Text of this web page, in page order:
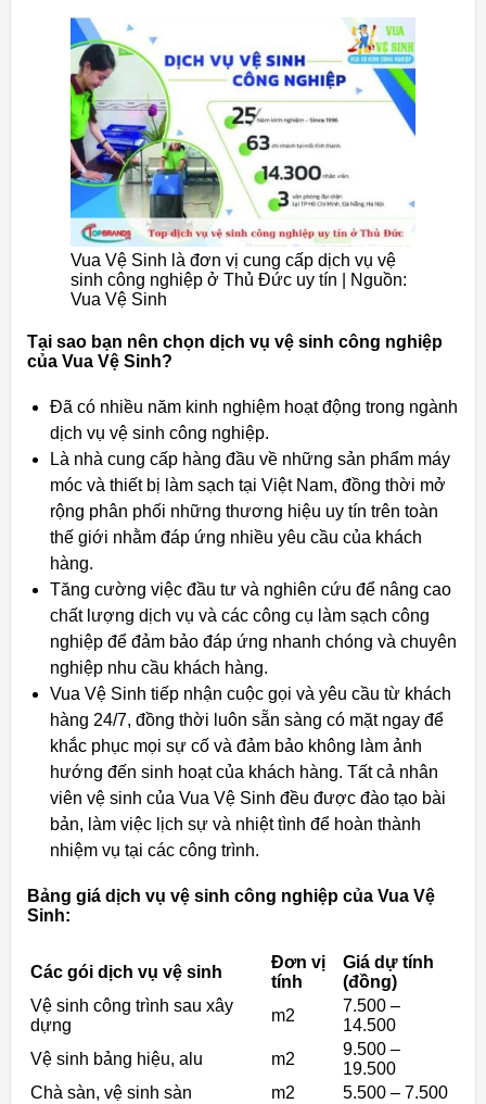
Vua Vệ Sinh là đơn vị cung cấp dịch vụ vệ
sinh công nghiệp ở Thủ Đức uy tín | Nguồn:
Vua Vệ Sinh
Tại sao bạn nên chọn dịch vụ vệ sinh công nghiệp
của Vua Vệ Sinh?
Đã có nhiều năm kinh nghiệm hoạt động trong ngành
dịch vụ vệ sinh công nghiệp.
Là nhà cung cấp hàng đầu về những sản phẩm máy
móc và thiết bị làm sạch tại Việt Nam, đồng thời mở
rộng phân phối những thương hiệu uy tín trên toàn
thế giới nhằm đáp ứng nhiều yêu cầu của khách
hàng.
Tăng cường việc đầu tư và nghiên cứu để nâng cao
chất lượng dịch vụ và các công cụ làm sạch công
nghiệp để đảm bảo đáp ứng nhanh chóng và chuyên
nghiệp nhu cầu khách hàng.
Vua Vệ Sinh tiếp nhận cuộc gọi và yêu cầu từ khách
hàng 24/7, đồng thời luôn sẵn sàng có mặt ngay để
khắc phục mọi sự cố và đảm bảo không làm ảnh
hướng đến sinh hoạt của khách hàng. Tất cả nhân
viên vệ sinh của Vua Vệ Sinh đều được đào tạo bài
bản, làm việc lịch sự và nhiệt tình để hoàn thành
nhiệm vụ tại các công trình.
Bảng giá dịch vụ vệ sinh công nghiệp của Vua Vệ
Sinh:
Các gói dịch vụ vệ sinh
Đơn vị
tính
Giá dự tính
(đồng)
Vệ sinh công trình sau xây
dựng
m2
7.500 –
14.500
Vệ sinh bảng hiệu, alu
m2
9.500 –
19.500
Chà sàn, vệ sinh sàn
m2 5.500 – 7.500